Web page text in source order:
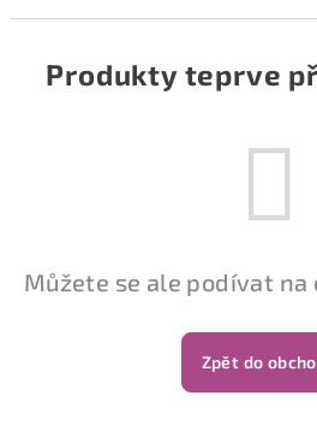
Produkty teprve
Můžete se ale podívat
Zpět do